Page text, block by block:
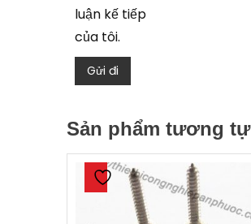
luận kế tiếp
của tôi.
Sản phẩm tương tự